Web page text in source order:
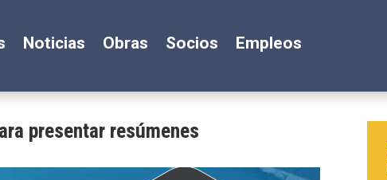
Noticias Obras Socios Empleos
presentar resúmenes